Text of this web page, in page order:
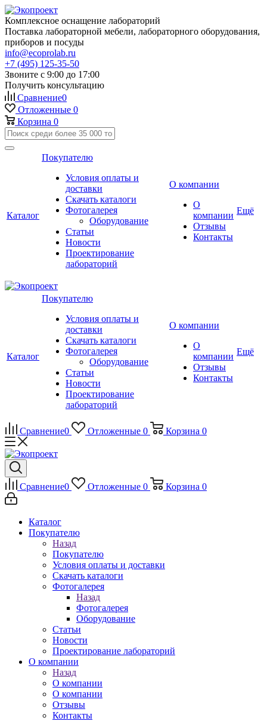
Комплексное оснащение лабораторий
Поставка лабораторной мебели, лабораторного оборудования,
приборов и посуды
info@ecoprolab.ru
+7 (495) 125-35-50
Звоните с 9:00 до 17:00
Получить консультацию
Сравнение0
Отложенные 0
Корзина 0
Каталог
Покупателю
Условия оплаты и
доставки
Скачать каталоги
Фотогалерея
Оборудование
Статьи
Новости
Проектирование
лабораторий
О компании
О
компании
Отзывы
Контакты
Ещё
Каталог
Покупателю
Условия оплаты и
доставки
Скачать каталоги
Фотогалерея
Оборудование
Статьи
Новости
Проектирование
лабораторий
О компании
О
компании
Отзывы
Контакты
Ещё
Сравнение0 Отложенные 0 Корзина 0
Сравнение0 Отложенные 0 Корзина 0
Каталог
Покупателю
Назад
Покупателю
Условия оплаты и доставки
Скачать каталоги
Фотогалерея
Назад
Фотогалерея
Оборудование
Статьи
Новости
Проектирование лабораторий
О компании
Назад
О компании
О компании
Отзывы
Контакты